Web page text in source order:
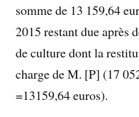
somme de 13 159,64
2015 restant due après
de culture dont la
charge de M. [P] (17
=13159,64 euros).